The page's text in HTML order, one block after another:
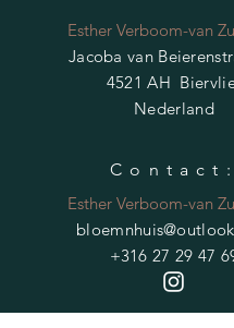
Esther Verboom-van
Jacoba van
4521 AH
Nederland
Contact:
Esther Verboom-van
+316 27 29 47